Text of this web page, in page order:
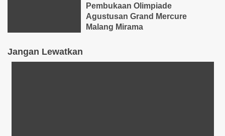
Pembukaan Olimpiade
Agustusan Grand Mercure
Malang Mirama
Jangan Lewatkan